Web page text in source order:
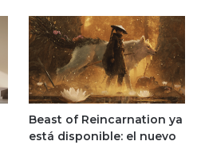
Beast of Reincarnation ya
está disponible: el nuevo